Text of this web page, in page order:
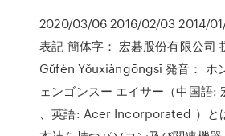
2020/03/06 2016/02/03 2014/
表記 簡体字： 宏碁股份有限公司
Gǔfèn Yǒuxiàngōngsī 発音： ホ
ェンゴンスー エイサー（中国語:
、英語: Acer Incorporated ）と